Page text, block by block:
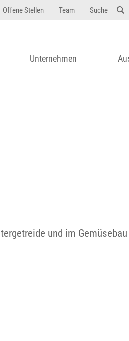
Offene Stellen Team Suche
Unternehmen
12 {FONT:12}
und im